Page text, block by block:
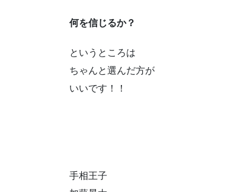
何を信じるか？
というところは
ちゃんと選んだ方が
いいです！！
手相王子